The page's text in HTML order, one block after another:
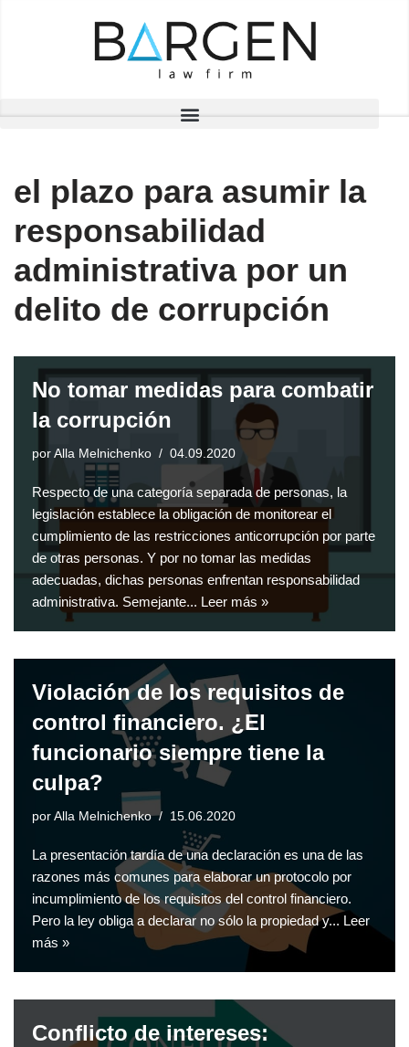
el plazo para asumir la
responsabilidad
administrativa por un
delito de corrupción
No tomar medidas para combatir
la corrupción
por Alla Melnichenko 04.09.2020
Respecto de una categoría separada de personas, la
legislación establece la obligación de monitorear el
cumplimiento de las restricciones anticorrupción por parte
de otras personas. Y por no tomar las medidas
adecuadas, dichas personas enfrentan responsabilidad
administrativa. Semejante... Leer más »
Violación de los requisitos de
control financiero. ¿El
funcionario siempre tiene la
culpa?
por Alla Melnichenko 15.06.2020
La presentación tardía de una declaración es una de las
razones más comunes para elaborar un protocolo por
incumplimiento de los requisitos del control financiero.
Pero la ley obliga a declarar no sólo la propiedad y... Leer
más »
Conflicto de intereses: